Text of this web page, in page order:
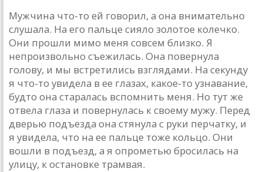
Мужчина что-то ей говорил, а она внимательно
слушала. На его пальце сияло золотое колечко.
Они прошли мимо меня совсем близко. Я
непроизвольно съежилась. Она повернула
голову, и мы встретились взглядами. На секунду
я что-то увидела в ее глазах, какое-то узнавание,
будто она старалась вспомнить меня. Но тут же
отвела глаза и повернулась к своему мужу. Перед
дверью подъезда она стянула с руки перчатку, и
я увидела, что на ее пальце тоже кольцо. Они
вошли в подъезд, а я опрометью бросилась на
улицу, к остановке трамвая.